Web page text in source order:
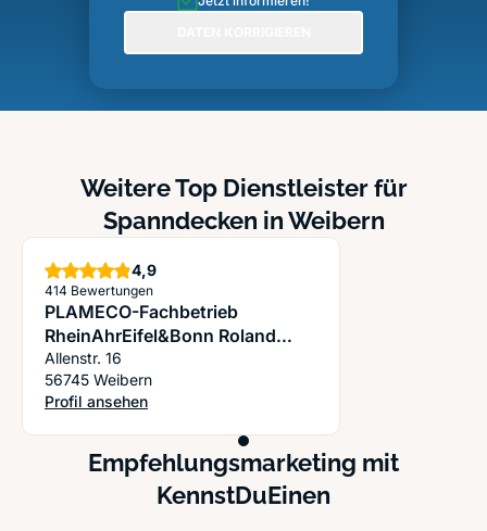
Weitere Top Dienstleister für
Spanndecken in Weibern
4,9Sterne
414 Bewertungen
PLAMECO-Fachbetrieb
RheinAhrEifel&Bonn Roland
Kaltz
Allenstr. 16
56745 Weibern
Profil ansehen
: PLAMECO-Fachbetrieb RheinAhrEifel&Bonn Roland Kaltz
Empfehlungsmarketing mit
KennstDuEinen